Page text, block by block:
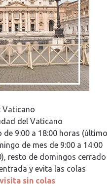
Vaticano
del Vaticano
de 9:00 a 18:00 horas (último
de mes de 9:00 a 14:00
resto de domingos cerrado
y evita las colas
sin colas